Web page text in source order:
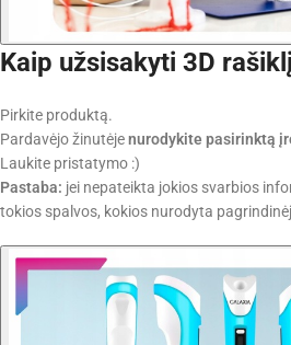
Kaip užsisakyti 3D
Pirkite produktą.
Pardavėjo žinutėjenurodykite pasirinktą
Laukite pristatymo :)
Pastaba: jei nepateikta jokios svarbios
tokios spalvos, kokios nurodyta